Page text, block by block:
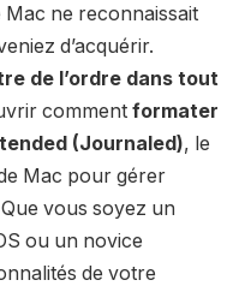
ne reconnaissait
d’acquérir.
de l’ordre dans tout
comment formater
(Journaled), le
Mac pour gérer
vous soyez un
ou un novice
de votre